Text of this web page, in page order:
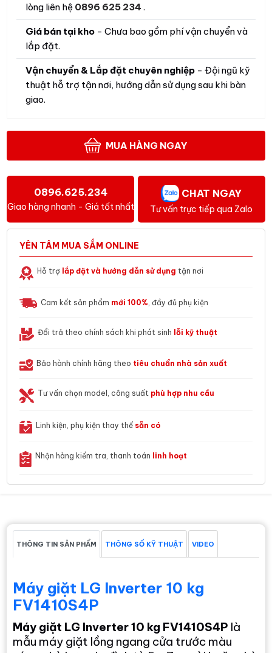
lòng liên hệ 0896 625 234.
Giá bán tại kho - Chưa bao gồm phí vận chuyển và
lắp đặt.
Vận chuyển & Lắp đặt chuyên nghiệp - Đội ngũ kỹ
thuật hỗ trợ tận nơi, hướng dẫn sử dụng sau khi bàn
giao.
MUA HÀNG NGAY
0896.625.234
Giao hàng nhanh - Giá tốt nhất
CHAT NGAY
Tư vấn trực tiếp qua Zalo
YÊN TÂM MUA SẮM ONLINE
Hỗ trợ lắp đặt và hướng dẫn sử dụng tận nơi
Cam kết sản phẩm mới 100% , đầy đủ phụ kiện
Đổi trả theo chính sách khi phát sinh lỗi kỹ thuật
Bảo hành chính hãng theo tiêu chuẩn nhà sản xuất
Tư vấn chọn model, công suất phù hợp nhu cầu
Linh kiện, phụ kiện thay thế sẵn có
Nhận hàng kiểm tra, thanh toán linh hoạt
THÔNG TIN SẢN PHẨM THÔNG SỐ KỸ THUẬT VIDEO
Máy giặt LG Inverter 10 kg
FV1410S4P
Máy giặt LG Inverter 10 kg FV1410S4P là
mẫu máy giặt lồng ngang cửa trước màu